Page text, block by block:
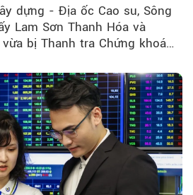
dựng - Địa ốc Cao su, Sông
Lam Sơn Thanh Hóa và
vừa bị Thanh tra Chứng khoán
về công bố thông tin trên